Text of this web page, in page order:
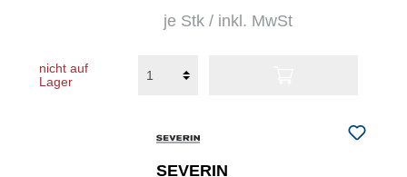
je Stk / inkl. MwSt
nicht auf
Lager
SEVERIN